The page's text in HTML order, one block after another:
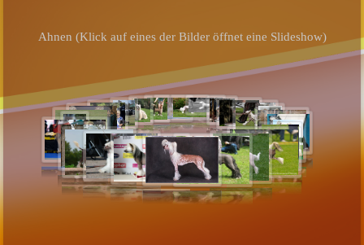
Ahnen (Klick auf eines der Bilder öffnet eine Slideshow)